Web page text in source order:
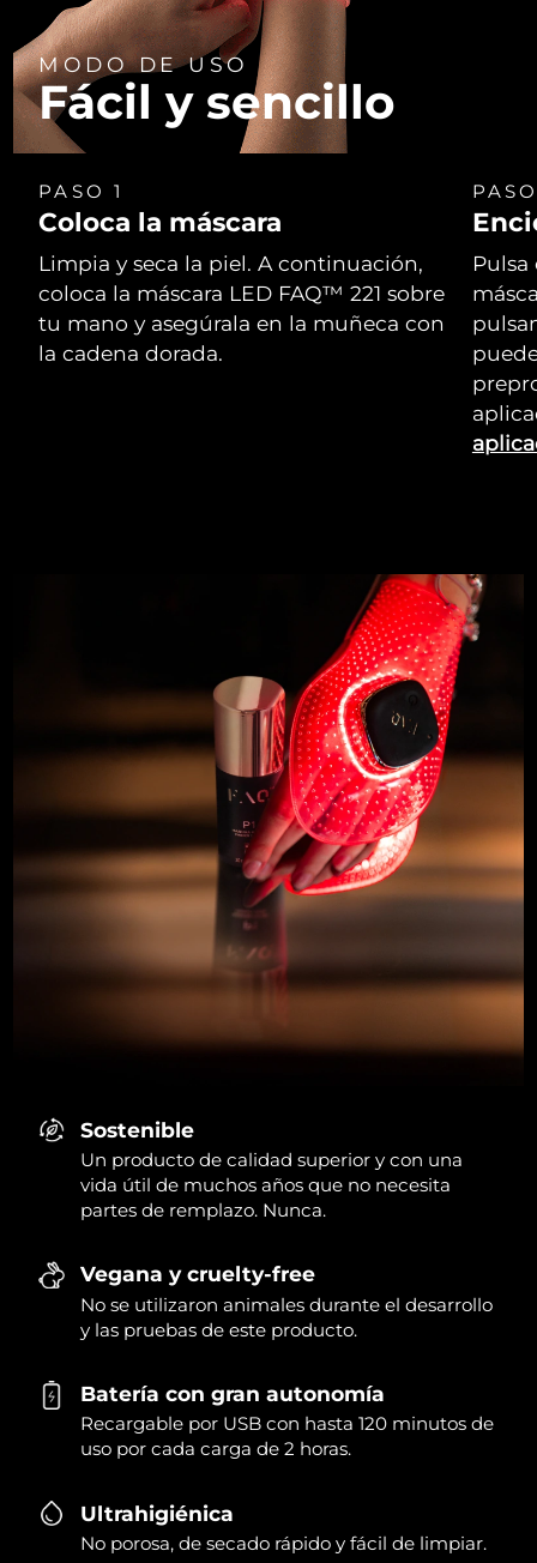
MODO DE USO
Fácil y sencillo
PASO 1
Coloca la máscara
Limpia y seca la piel. A continuación,
coloca la máscara LED FAQ™ 221 sobre
tu mano y asegúrala en la muñeca con
la cadena dorada.
Sostenible
Un producto de calidad superior y con una
vida útil de muchos años que no necesita
partes de remplazo. Nunca.
Vegana y cruelty-free
No se utilizaron animales durante el desarrollo
y las pruebas de este producto.
Batería con gran autonomía
Recargable por USB con hasta 120 minutos de
uso por cada carga de 2 horas.
Ultrahigiénica
No porosa, de secado rápido y fácil de limpiar.